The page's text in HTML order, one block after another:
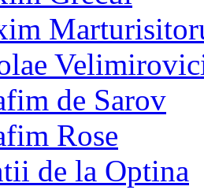
de Sarov
Rose
de la Optina